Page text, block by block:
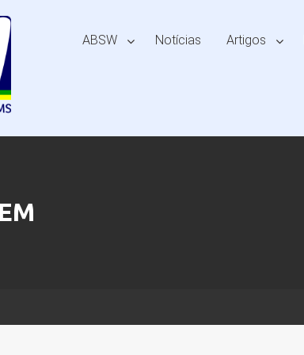
ABSW Notícias Artigos